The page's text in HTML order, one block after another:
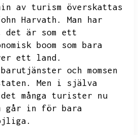
av turism överskattas
Harvath.
Man har
är som ett
boom som bara
ett land.
barutjänster och momsen
Men i själva
många turister nu
går in för bara